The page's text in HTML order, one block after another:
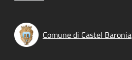
Comune di Castel Baronia